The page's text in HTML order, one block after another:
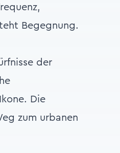
Begegnung.
der
Die
zum urbanen